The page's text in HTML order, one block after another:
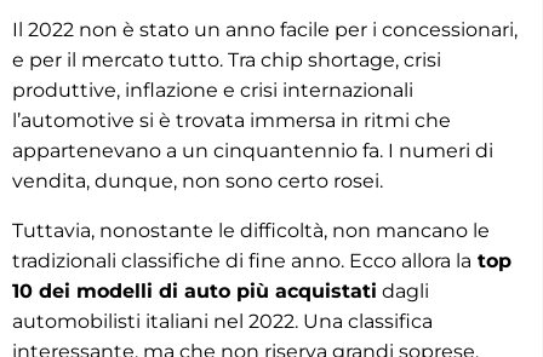
Il 2022 non è stato un anno facile per i concessionari,
e per il mercato tutto. Tra chip shortage, crisi
produttive, inflazione e crisi internazionali
l’automotive si è trovata immersa in ritmi che
appartenevano a un cinquantennio fa. I numeri di
vendita, dunque, non sono certo rosei.
Tuttavia, nonostante le difficoltà, non mancano le
tradizionali classifiche di fine anno. Ecco allora la top
10 dei modelli di auto più acquistati dagli
automobilisti italiani nel 2022. Una classifica
interessante, ma che non riserva grandi soprese.